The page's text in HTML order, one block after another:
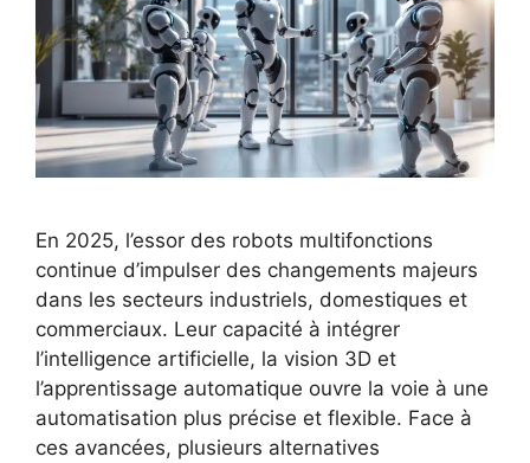
En 2025, l’essor des robots multifonctions
continue d’impulser des changements majeurs
dans les secteurs industriels, domestiques et
commerciaux. Leur capacité à intégrer
l’intelligence artificielle, la vision 3D et
l’apprentissage automatique ouvre la voie à une
automatisation plus précise et flexible. Face à
ces avancées, plusieurs alternatives